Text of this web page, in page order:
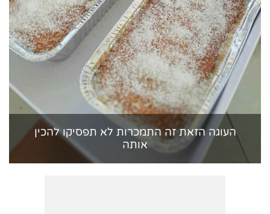
העוגה הזאת זה התמכרות לא תפסיקו להכין
אותה